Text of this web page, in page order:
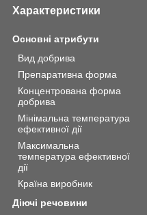
Характеристики
Основні атрибути
Вид добрива
Препаративна форма
Концентрована форма
добрива
Мінімальна температура
ефективної дії
Максимальна
температура ефективної
дії
Країна виробник
Діючі речовини